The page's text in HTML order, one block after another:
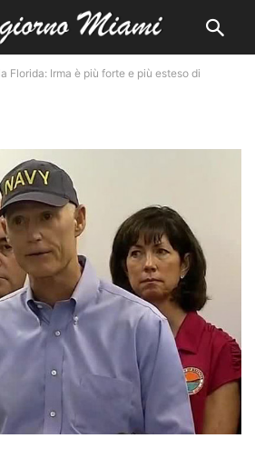
Florida: Irma è più forte e più esteso di